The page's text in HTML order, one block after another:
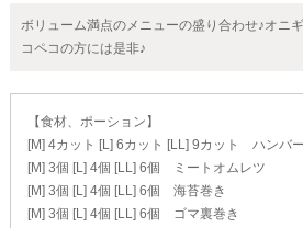
ボリューム満点のメニューの盛り合わせ♪オニ
コペコの方には是非♪
【食材、ポーション】
[M] 4カット [L] 6カット [LL] 9カット ハンバ
[M] 3個 [L] 4個 [LL] 6個 ミートオムレツ
[M] 3個 [L] 4個 [LL] 6個 海苔巻き
[M] 3個 [L] 4個 [LL] 6個 ゴマ裏巻き